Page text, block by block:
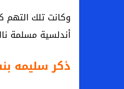
وكانت تلك التهم
أندلسية مسلمة
ذكر سليمه